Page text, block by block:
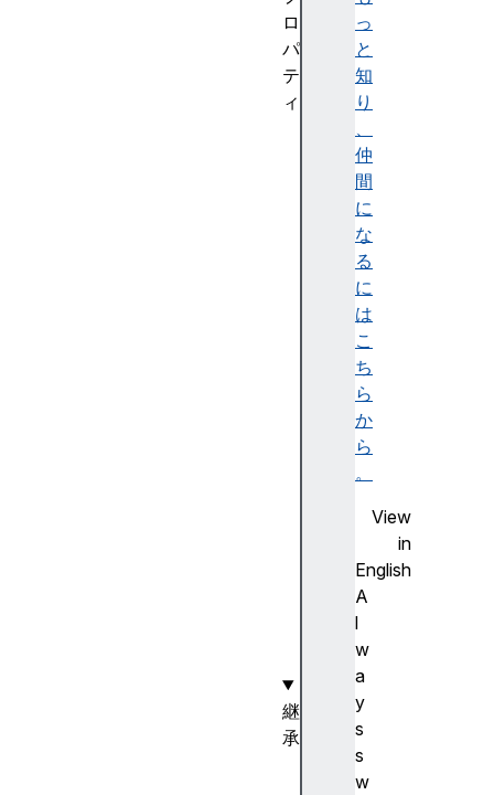
っ
と
知
り
、
仲
間
に
な
る
に
は
こ
ち
ら
か
ら
。
View
in
English
A
l
w
a
y
s
s
w
ロ
パ
テ
ィ
継
承